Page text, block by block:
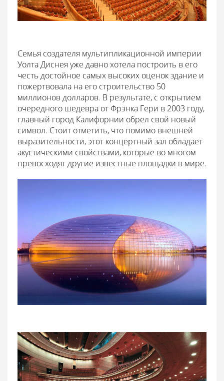
Семья создателя мультипликационной империи
Уолта Диснея уже давно хотела построить в его
честь достойное самых высоких оценок здание и
пожертвовала на его строительство 50
миллионов долларов. В результате, с открытием
очередного шедевра от Фрэнка Гери в 2003 году,
главный город Калифорнии обрел свой новый
символ. Стоит отметить, что помимо внешней
выразительности, этот концертный зал обладает
акустическими свойствами, которые во многом
превосходят другие известные площадки в мире.